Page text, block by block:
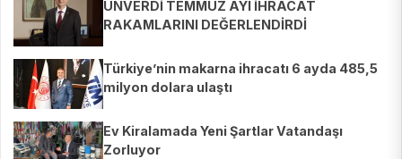
ÜNVERDİ TEMMUZ AYI İHRACAT
RAKAMLARINI DEĞERLENDİRDİ
Türkiye’nin makarna ihracatı 6 ayda 485,5
milyon dolara ulaştı
Ev Kiralamada Yeni Şartlar Vatandaşı
Zorluyor